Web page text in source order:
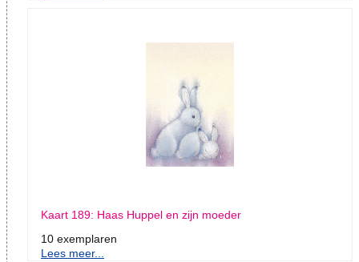
Kaart 189: Haas Huppel en zijn moeder
10 exemplaren
Lees meer...